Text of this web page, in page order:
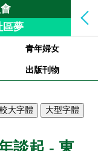
會
夢
青年婦女
出版刊物